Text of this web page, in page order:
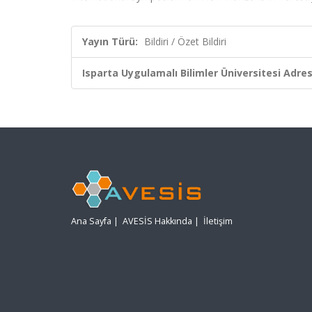
Yayın Türü: Bildiri / Özet Bildiri
Isparta Uygulamalı Bilimler Üniversitesi
Ana Sayfa | AVESİS Hakkında | İletişim